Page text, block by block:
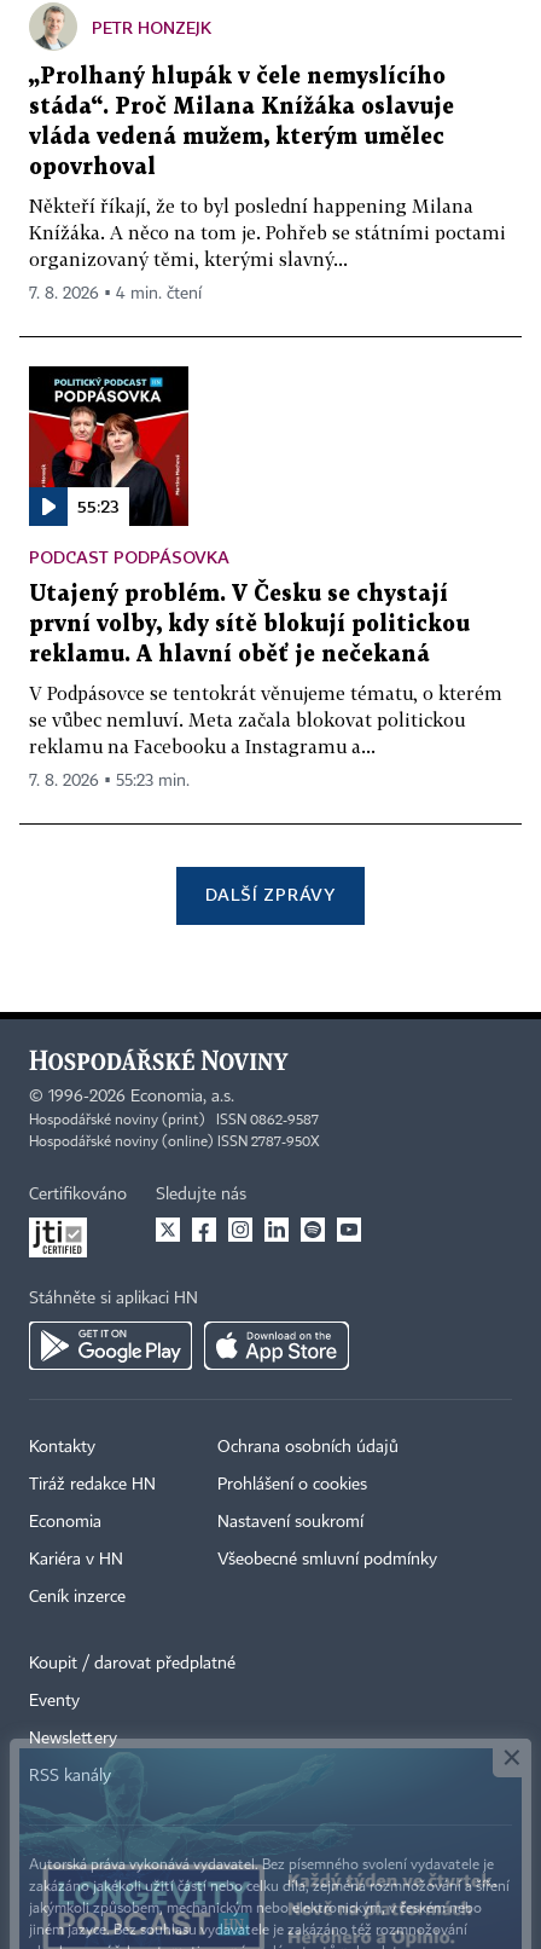
PETR HONZEJK
„Prolhaný hlupák v čele nemyslícího
stáda“. Proč Milana Knížáka oslavuje
vláda vedená mužem, kterým umělec
opovrhoval
Někteří říkají, že to byl poslední happening Milana
Knížáka. A něco na tom je. Pohřeb se státními poctami
organizovaný těmi, kterými slavný...
7. 8. 2026 ▪ 4 min. čtení
55:23
PODCAST PODPÁSOVKA
Utajený problém. V Česku se chystají
první volby, kdy sítě blokují politickou
reklamu. A hlavní oběť je nečekaná
V Podpásovce se tentokrát věnujeme tématu, o kterém
se vůbec nemluví. Meta začala blokovat politickou
reklamu na Facebooku a Instagramu a...
7. 8. 2026 ▪ 55:23 min.
DALŠÍ ZPRÁVY
© 1996-2026 Economia, a.s.
Hospodářské noviny (print) ISSN 0862-9587
Hospodářské noviny (online) ISSN 2787-950X
Certifikováno Sledujte nás
Stáhněte si aplikaci HN
Kontakty
Tiráž redakce HN
Economia
Kariéra v HN
Ceník inzerce
Ochrana osobních údajů
Prohlášení o cookies
Nastavení soukromí
Všeobecné smluvní podmínky
Koupit / darovat předplatné
Eventy
Newslettery
RSS kanály
Autorská práva vykonává vydavatel. Bez písemného svolení vydavatele je
zakázáno jakékoli užití částí nebo celku díla, zejména rozmnožování a šíření
jakýmkoli způsobem, mechanickým nebo elektronickým, v českém nebo
jiném jazyce. Bez souhlasu vydavatele je zakázáno též rozmnožování